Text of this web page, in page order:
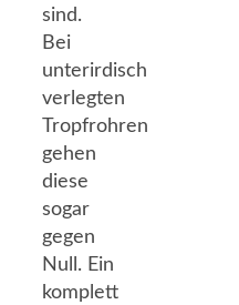
sind.
Bei
unterirdisch
verlegten
Tropfrohren
gehen
diese
sogar
gegen
Null. Ein
komplett